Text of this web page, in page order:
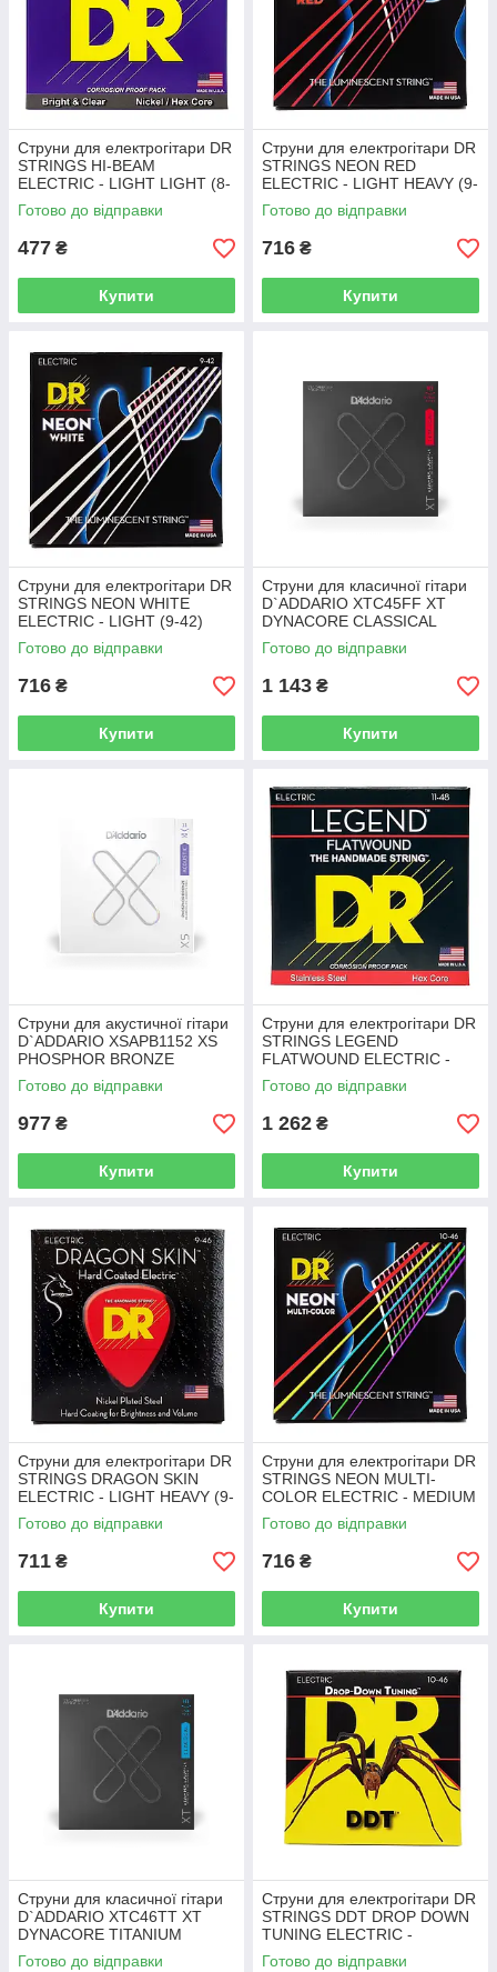
Струни для електрогітари DR
STRINGS HI-BEAM
ELECTRIC - LIGHT LIGHT (8-
38)
Готово до відправки
477 ₴
Купити
Струни для електрогітари DR
STRINGS NEON RED
ELECTRIC - LIGHT HEAVY (9-
46)
Готово до відправки
716 ₴
Купити
Струни для електрогітари DR
STRINGS NEON WHITE
ELECTRIC - LIGHT (9-42)
Готово до відправки
716 ₴
Купити
Струни для класичної гітари
D`ADDARIO XTC45FF XT
DYNACORE CLASSICAL
NORMAL TENSION
Готово до відправки
1 143 ₴
Купити
Струни для акустичної гітари
D`ADDARIO XSAPB1152 XS
PHOSPHOR BRONZE
CUSTOM LIGHT (11-52)
Готово до відправки
977 ₴
Купити
Струни для електрогітари DR
STRINGS LEGEND
FLATWOUND ELECTRIC -
MEDIUM LIGHT (11-48)
Готово до відправки
1 262 ₴
Купити
Струни для електрогітари DR
STRINGS DRAGON SKIN
ELECTRIC - LIGHT HEAVY (9-
46)
Готово до відправки
711 ₴
Купити
Струни для електрогітари DR
STRINGS NEON MULTI-
COLOR ELECTRIC - MEDIUM
(10-46)
Готово до відправки
716 ₴
Купити
Струни для класичної гітари
D`ADDARIO XTC46TT XT
DYNACORE TITANIUM
CLASSICAL HARD TENSION
Готово до відправки
Струни для електрогітари DR
STRINGS DDT DROP DOWN
TUNING ELECTRIC -
MEDIUM (10-46)
Готово до відправки